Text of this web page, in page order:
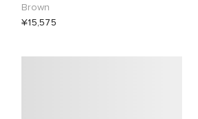
Brown
¥15,575